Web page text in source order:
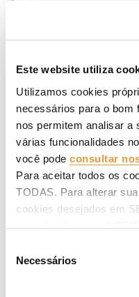
Este website utiliza
Utilizamos cookies
necessários para o bom
nos permitem analisar a
várias funcionalidades
você pode consultar
Para aceitar todos os
TODAS. Para alterar
cookies desejados em
seguida clique em
Necessários
E-mail*